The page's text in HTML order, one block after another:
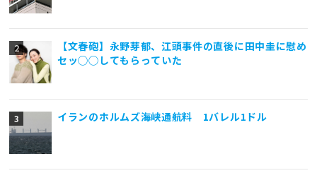
【文春砲】永野芽郁、江頭事件の直後に田中圭に慰め
セッ◯◯してもらっていた
イランのホルムズ海峡通航料 1バレル1ドル